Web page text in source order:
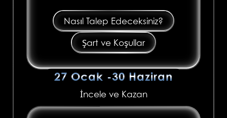
Nasıl Talep Edeceksiniz?
Şart ve Koşullar
27 Ocak -30 Haziran
İncele ve Kazan